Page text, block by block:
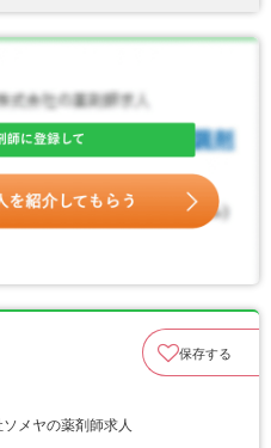
保存する
メヤの薬剤師求人